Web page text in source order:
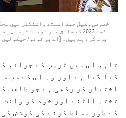
اگست 2023 کو سابق صدر ڈونلڈ
بات کر رہے ہیں۔ [اے پی فوٹو/ جیکولین
تاہم اس میں ٹرمپ کے جرائم
کیا گیا ہے اور وہ اس کے سب
اختیار کر رکھی ہے جو طاقت
تختہ الٹنے اور خود کو وائٹ
کے طور مسلط کرنے کی کوشش کی